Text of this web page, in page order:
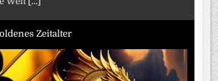
Zeitalter